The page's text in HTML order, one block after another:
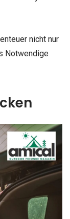
nicht nur
Notwendige